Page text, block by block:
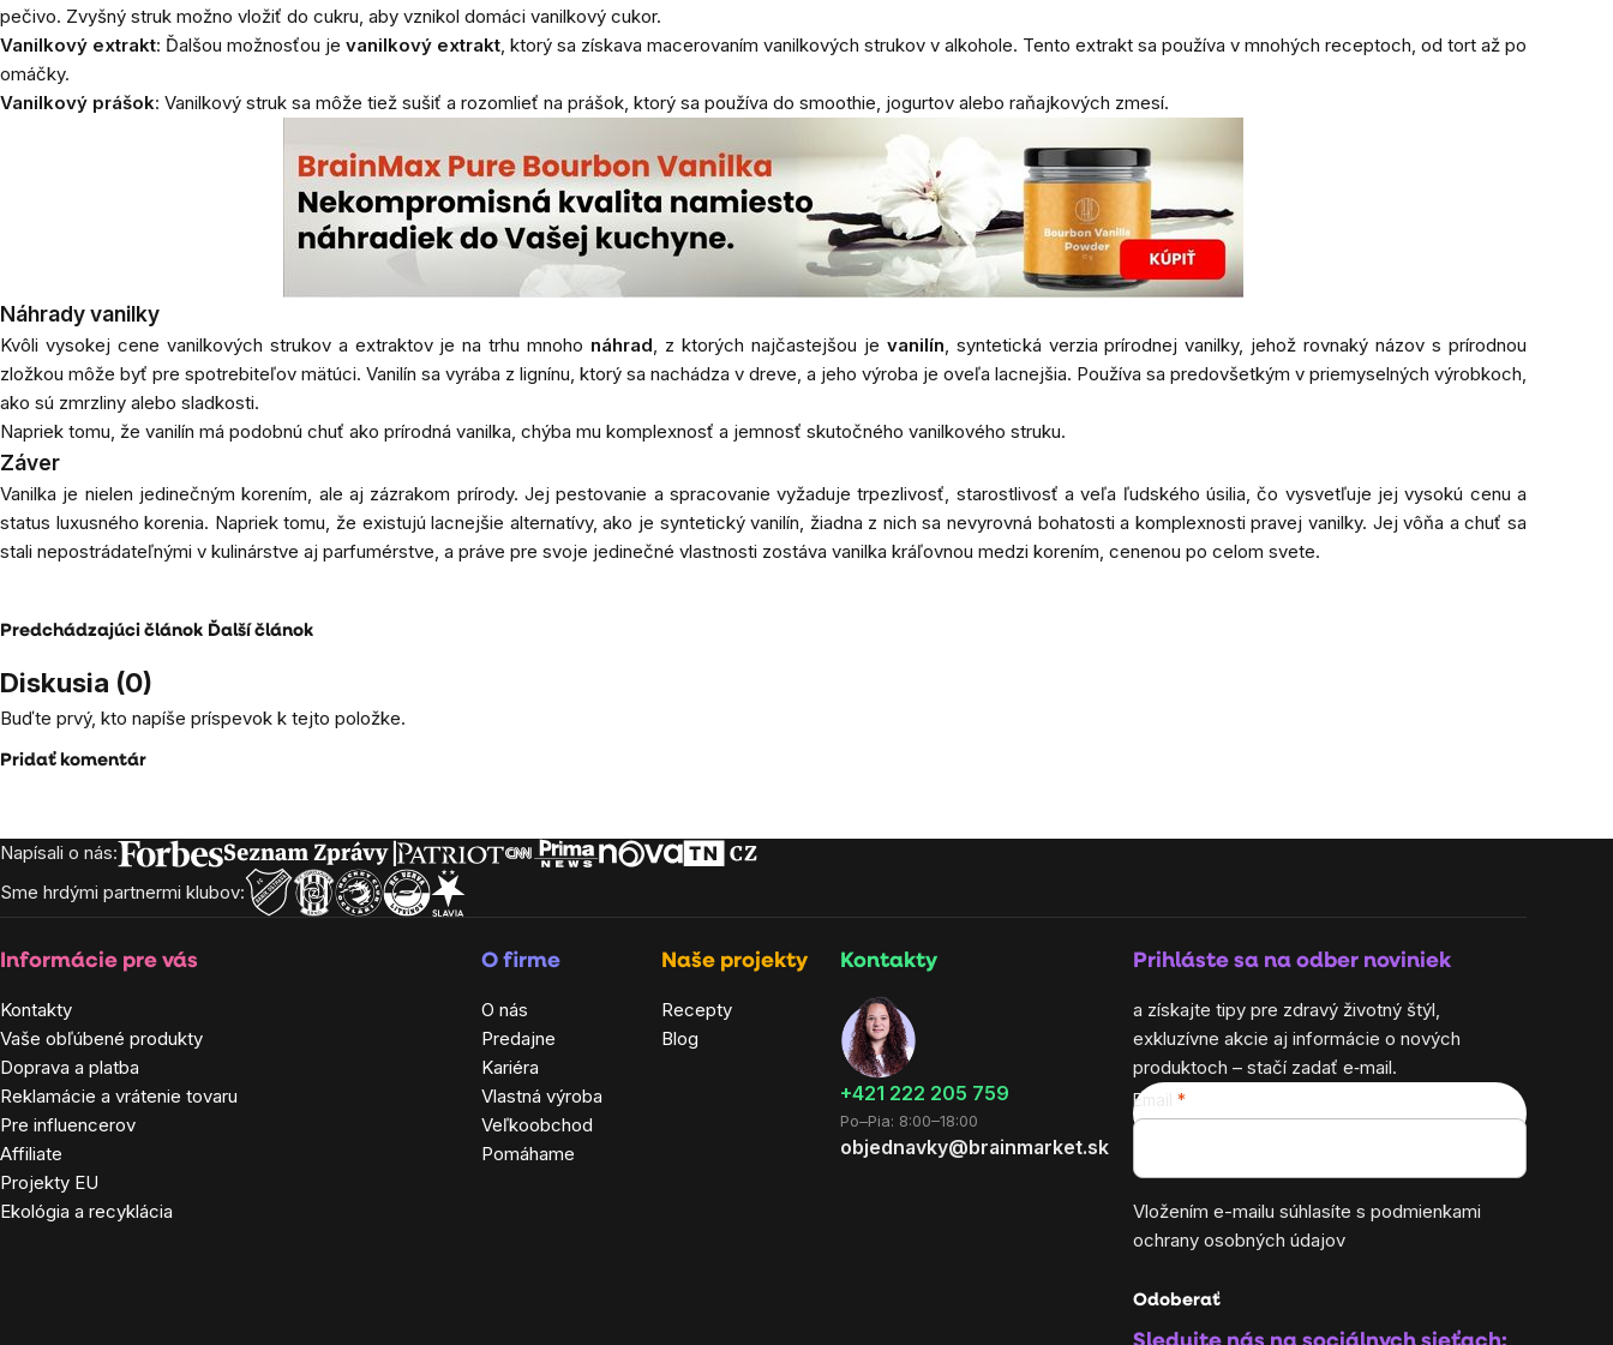
pečivo. Zvyšný struk možno vložiť do cukru, aby vznikol domáci vanilkový cukor.
Vanilkový extrakt: Ďalšou možnosťou je vanilkový extrakt , ktorý sa získava macerovaním vanilkových strukov v alkohole. Tento extrakt sa používa v mnohých receptoch, od tort až po
omáčky.
Vanilkový prášok: Vanilkový struk sa môže tiež sušiť a rozomlieť na prášok, ktorý sa používa do smoothie, jogurtov alebo raňajkových zmesí.
Náhrady vanilky
Kvôli vysokej cene vanilkových strukov a extraktov je na trhu mnoho náhrad , z ktorých najčastejšou je vanilín , syntetická verzia prírodnej vanilky, jehož rovnaký názov s prírodnou
zložkou môže byť pre spotrebiteľov mätúci. Vanilín sa vyrába z lignínu, ktorý sa nachádza v dreve, a jeho výroba je oveľa lacnejšia. Používa sa predovšetkým v priemyselných výrobkoch,
ako sú zmrzliny alebo sladkosti.
Napriek tomu, že vanilín má podobnú chuť ako prírodná vanilka, chýba mu komplexnosť a jemnosť skutočného vanilkového struku.
Záver
Vanilka je nielen jedinečným korením, ale aj zázrakom prírody. Jej pestovanie a spracovanie vyžaduje trpezlivosť, starostlivosť a veľa ľudského úsilia, čo vysvetľuje jej vysokú cenu a
status luxusného korenia. Napriek tomu, že existujú lacnejšie alternatívy, ako je syntetický vanilín, žiadna z nich sa nevyrovná bohatosti a komplexnosti pravej vanilky. Jej vôňa a chuť sa
stali nepostrádateľnými v kulinárstve aj parfumérstve, a práve pre svoje jedinečné vlastnosti zostáva vanilka kráľovnou medzi korením, cenenou po celom svete.
Predchádzajúci článok Ďalší článok
Diskusia (0)
Buďte prvý, kto napíše príspevok k tejto položke.
Pridať komentár
Zápätie
Napísali o nás:
Sme hrdými partnermi klubov:
Informácie pre vás
Kontakty
Vaše obľúbené produkty
Doprava a platba
Reklamácie a vrátenie tovaru
Pre influencerov
Affiliate
Projekty EU
Ekológia a recyklácia
O firme
O nás
Predajne
Kariéra
Vlastná výroba
Veľkoobchod
Pomáhame
Naše projekty
Recepty
Blog
Kontakty
+421 222 205 759
Po–Pia: 8:00–18:00
objednavky@brainmarket.sk
Prihláste sa na odber noviniek
a získajte tipy pre zdravý životný štýl,
exkluzívne akcie aj informácie o nových
produktoch – stačí zadať e‑mail.
Email
Vložením e-mailu súhlasíte s podmienkami
ochrany osobných údajov
Odoberať